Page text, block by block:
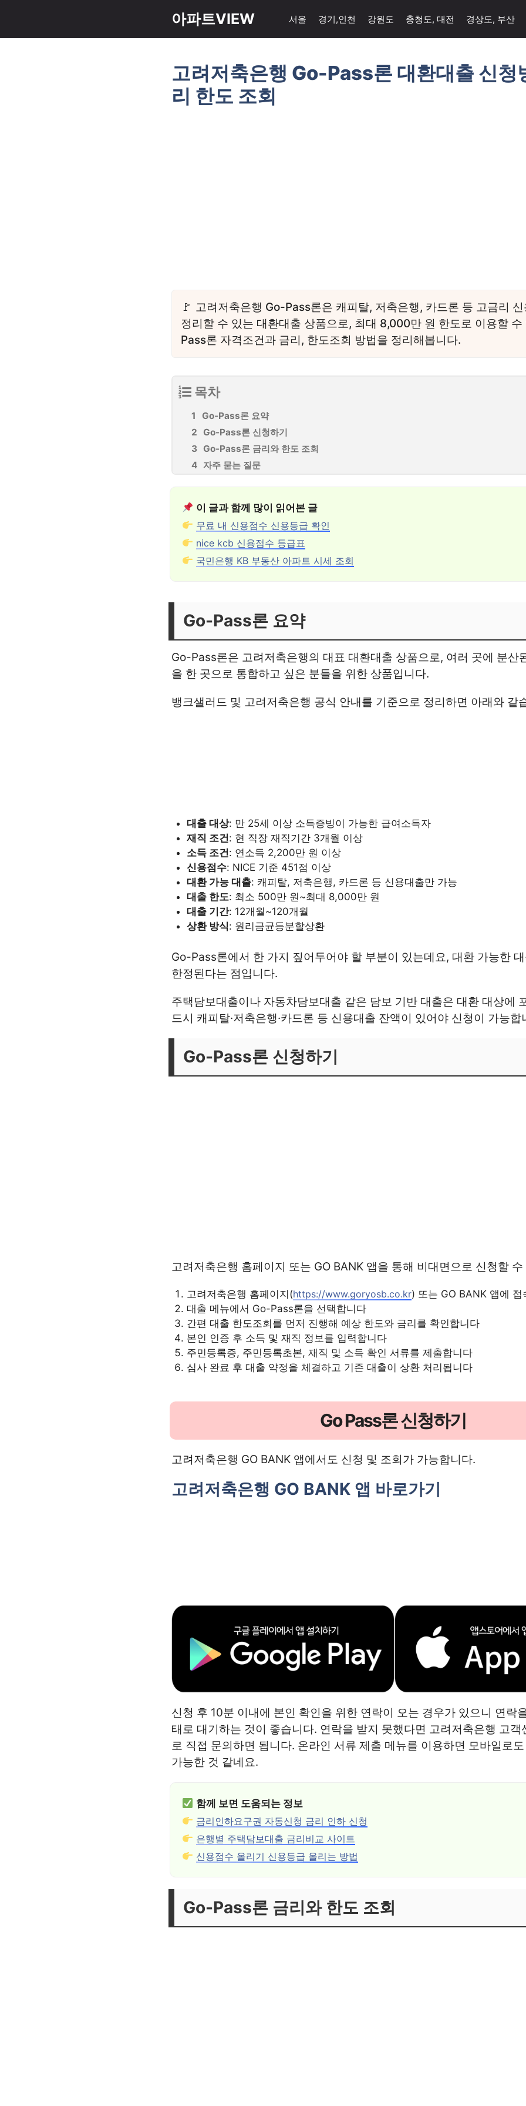
츠
아파트VIEW 서울 경기,인천 강원도 충청도, 대전 경상도, 부산
고려저축은행 Go-Pass론 대환대출 신청
리 한도 조회
고려저축은행 Go-Pass론은 캐피탈, 저축은행, 카드론 등 고금리
정리할 수 있는 대환대출 상품으로, 최대 8,000만 원 한도로 이용할
Pass론 자격조건과 금리, 한도조회 방법을 정리해봅니다.
목차
Go-Pass론 요약
Go-Pass론 신청하기
Go-Pass론 금리와 한도 조회
자주 묻는 질문
이 글과 함께 많이 읽어본 글
무료 내 신용점수 신용등급 확인
nice kcb 신용점수 등급표
국민은행 KB 부동산 아파트 시세 조회
Go-Pass론 요약
Go-Pass론은 고려저축은행의 대표 대환대출 상품으로, 여러 곳에 분산
을 한 곳으로 통합하고 싶은 분들을 위한 상품입니다.
뱅크샐러드 및 고려저축은행 공식 안내를 기준으로 정리하면 아래와 같
대출 대상: 만 25세 이상 소득증빙이 가능한 급여소득자
재직 조건: 현 직장 재직기간 3개월 이상
소득 조건: 연소득 2,200만 원 이상
신용점수: NICE 기준 451점 이상
대환 가능 대출: 캐피탈, 저축은행, 카드론 등 신용대출만 가능
대출 한도: 최소 500만 원~최대 8,000만 원
대출 기간: 12개월~120개월
상환 방식: 원리금균등분할상환
Go-Pass론에서 한 가지 짚어두어야 할 부분이 있는데요, 대환 가능한
한정된다는 점입니다.
주택담보대출이나 자동차담보대출 같은 담보 기반 대출은 대환 대상에
드시 캐피탈·저축은행·카드론 등 신용대출 잔액이 있어야 신청이 가능합
Go-Pass론 신청하기
고려저축은행 홈페이지 또는 GO BANK 앱을 통해 비대면으로 신청할
고려저축은행 홈페이지(https://www.goryosb.co.kr) 또는 GO BANK 앱에 접
대출 메뉴에서 Go-Pass론을 선택합니다
간편 대출 한도조회를 먼저 진행해 예상 한도와 금리를 확인합니다
본인 인증 후 소득 및 재직 정보를 입력합니다
주민등록증, 주민등록초본, 재직 및 소득 확인 서류를 제출합니다
심사 완료 후 대출 약정을 체결하고 기존 대출이 상환 처리됩니다
Go Pass론 신청하기
고려저축은행 GO BANK 앱에서도 신청 및 조회가 가능합니다.
고려저축은행 GO BANK 앱 바로가기
신청 후 10분 이내에 본인 확인을 위한 연락이 오는 경우가 있으니 연락
태로 대기하는 것이 좋습니다. 연락을 받지 못했다면 고려저축은행 고
로 직접 문의하면 됩니다. 온라인 서류 제출 메뉴를 이용하면 모바일로
가능한 것 같네요.
함께 보면 도움되는 정보
금리인하요구권 자동신청 금리 인하 신청
은행별 주택담보대출 금리비교 사이트
신용점수 올리기 신용등급 올리는 방법
Go-Pass론 금리와 한도 조회